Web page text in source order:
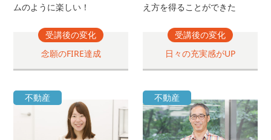
ムのように楽しい！
受講後の変化
念願のFIRE達成
え方を得ることができた
受講後の変化
日々の充実感がUP
不動産 不動産